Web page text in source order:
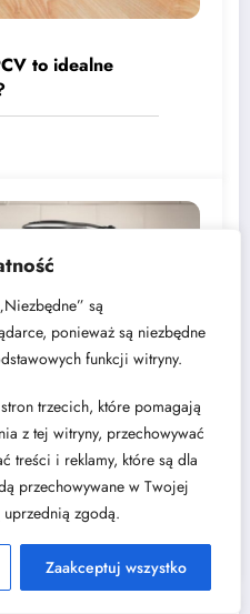
są
ponieważ są niezbędne
funkcji witryny.
trzecich, które pomagają
z tej witryny, przechowywać
treści i reklamy, które są dla
przechowywane w Twojej
uprzednią zgodą.
Zaakceptuj wszystko
to idealne
skuteczne
w domu